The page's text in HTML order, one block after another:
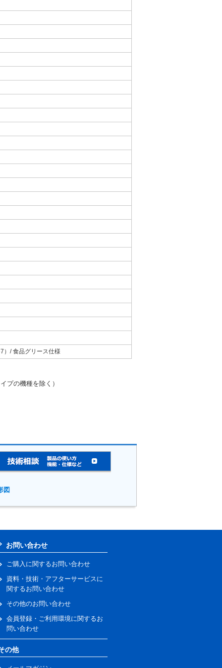
/ 食品グリース仕様
プの機種を除く）
図
お問い合わせ
ご購入に関するお問い合わせ
資料・技術・アフターサービスに
関するお問い合わせ
その他のお問い合わせ
会員登録・ご利用環境に関するお
問い合わせ
の他